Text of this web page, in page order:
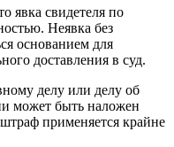
явка свидетеля по
Неявка без
основанием для
доставления в суд.
делу или делу об
может быть наложен
применяется крайне